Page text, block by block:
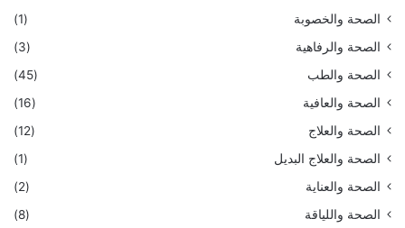
الصحة والخصوبة
(1)
الصحة والرفاهية
(3)
الصحة والطب
(45)
الصحة والعافية
(16)
الصحة والعلاج
(12)
الصحة والعلاج البديل
(1)
الصحة والعناية
(2)
الصحة واللياقة
(8)